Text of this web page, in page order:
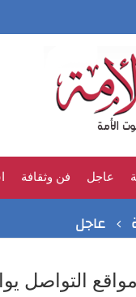
عاجل فن وثقافة
عاجل
التواصل